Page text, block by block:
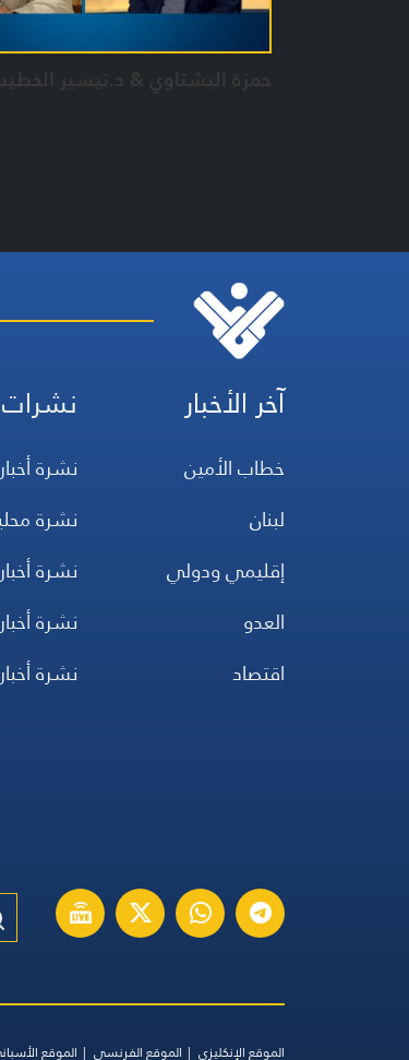
حمزة البشتاوي & د.تيسير الخطيب
آخر الأخبار
خطاب الأمين
لبنان
إقليمي ودولي
العدو
اقتصاد
نشرات
نشرة أخبار 19:30
نشرة
نشرة أخبار 23:30
نشرة أخبار 15:30
نشرة أخبار 11:30
الموقع الإنكليزي الموقع الفرنسي الموقع